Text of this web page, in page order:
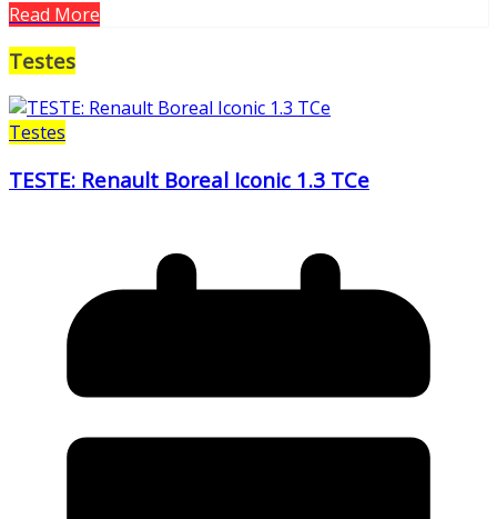
Read More
Testes
Testes
TESTE: Renault Boreal Iconic 1.3 TCe